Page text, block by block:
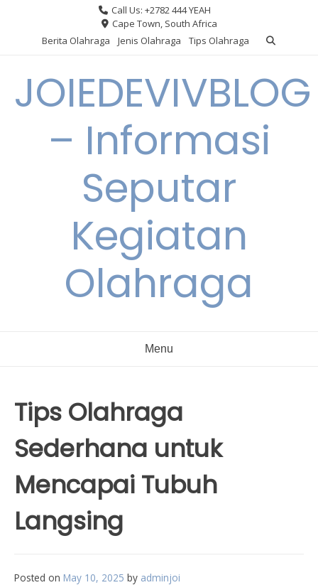
Call Us: +2782 444 YEAH
Cape Town, South Africa
Berita Olahraga
Jenis Olahraga Tips Olahraga
JOIEDEVIVBLOG
– Informasi
Seputar
Kegiatan
Olahraga
Menu
Tips Olahraga
Sederhana untuk
Mencapai Tubuh
Langsing
Posted on May 10, 2025 by adminjoi